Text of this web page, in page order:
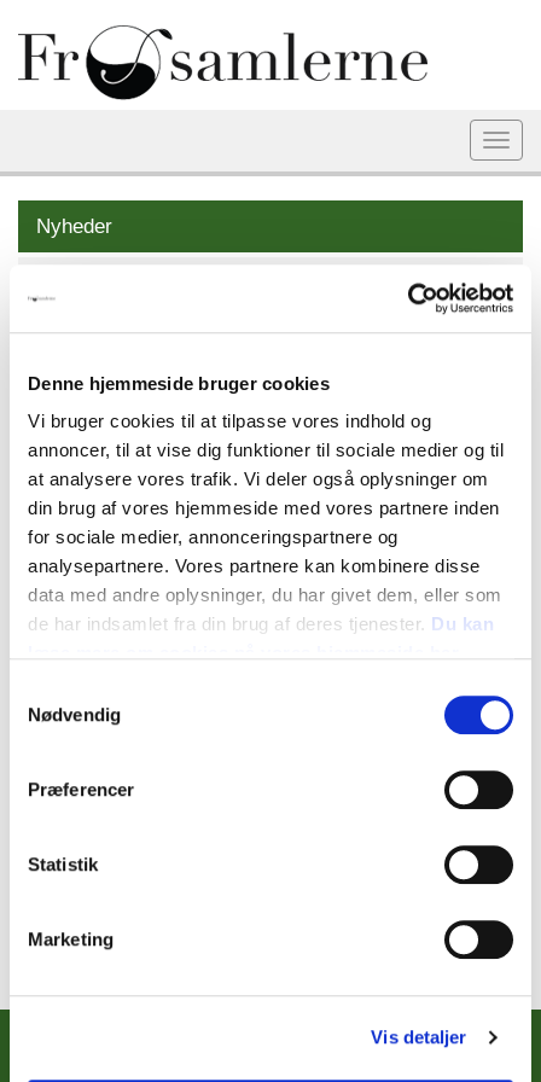
Denne hjemmeside bruger cookies
Vi bruger cookies til at tilpasse vores indhold og
annoncer, til at vise dig funktioner til sociale medier og til
at analysere vores trafik. Vi deler også oplysninger om
din brug af vores hjemmeside med vores partnere inden
for sociale medier, annonceringspartnere og
analysepartnere. Vores partnere kan kombinere disse
data med andre oplysninger, du har givet dem, eller som
de har indsamlet fra din brug af deres tjenester. Du kan
Nødvendig
Præferencer
Statistik
Marketing
Vis detaljer
Nyheder
2023
2022
2021
2020
2019
Temadag om jordbrugets plantegenetiske ressourcer
Nyheder fra 2018